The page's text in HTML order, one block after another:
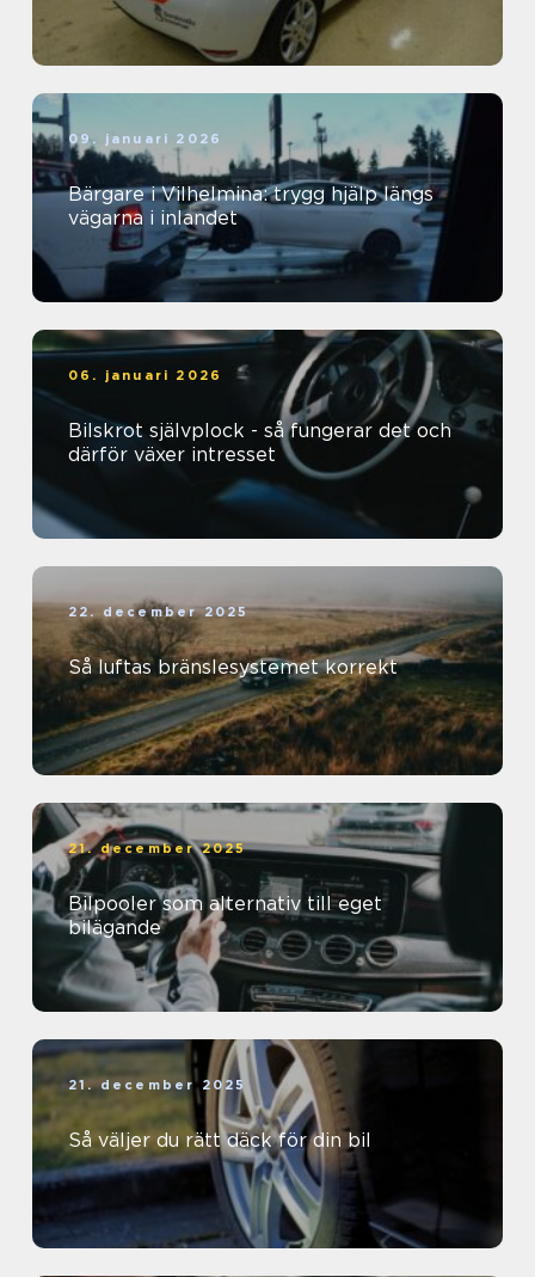
09. januari 2026
Bärgare i Vilhelmina: trygg hjälp längs
vägarna i inlandet
06. januari 2026
Bilskrot självplock - så fungerar det och
därför växer intresset
22. december 2025
Så luftas bränslesystemet korrekt
21. december 2025
Bilpooler som alternativ till eget
bilägande
21. december 2025
Så väljer du rätt däck för din bil